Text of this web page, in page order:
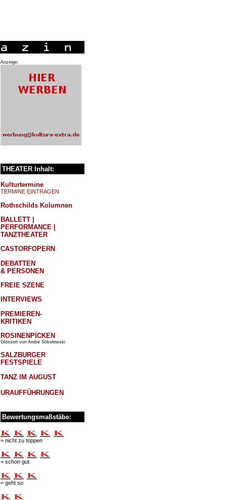
Anzeige:
THEATER Inhalt:
Kulturtermine
TERMINE EINTRAGEN
Rothschilds Kolumnen
BALLETT |
PERFORMANCE |
TANZTHEATER
CASTORFOPERN
DEBATTEN
& PERSONEN
FREIE SZENE
INTERVIEWS
PREMIEREN-
KRITIKEN
ROSINENPICKEN
Glossen von Andre Sokolowski
SALZBURGER
FESTSPIELE
TANZ IM AUGUST
URAUFFÜHRUNGEN
Bewertungsmaßstäbe:
= nicht zu toppen
= schon gut
= geht so